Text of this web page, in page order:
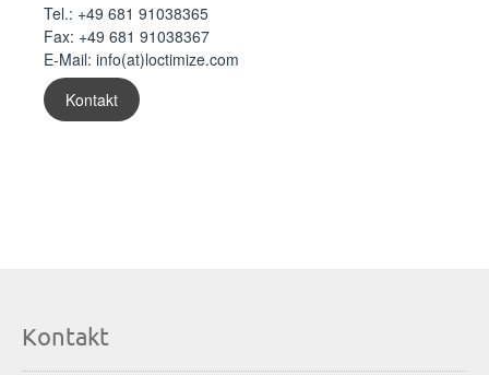
Tel.: +49 681 91038365
Fax: +49 681 91038367
E-Mail: info(at)loctimize.com
Kontakt
Kontakt